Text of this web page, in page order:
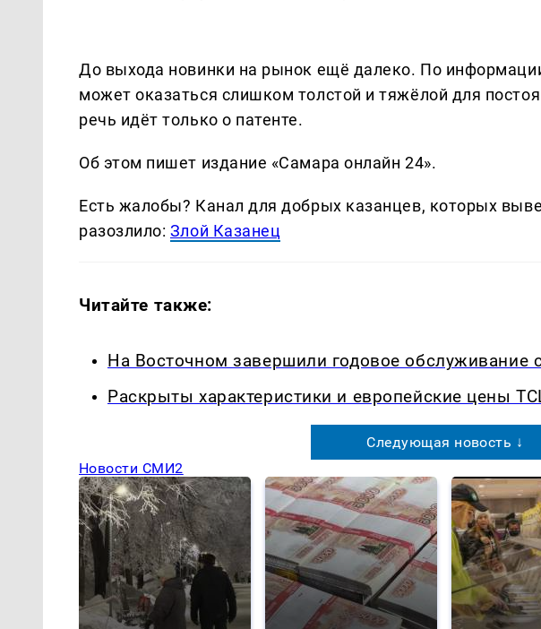
До выхода новинки на рынок ещё далеко. По
может оказаться слишком толстой и тяжёлой для
речь идёт только о патенте.
Об этом пишет издание «Самара онлайн 24».
Есть жалобы? Канал для добрых казанцев, которых
разозлило: Злой Казанец
Читайте также:
На Восточном завершили годовое обслуживание
Раскрыты характеристики и европейские цены
Следующая новость ↓
Новости СМИ2